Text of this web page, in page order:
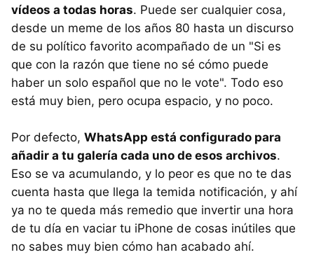
vídeos a todas horas. Puede ser cualquier cosa,
desde un meme de los años 80 hasta un discurso
de su político favorito acompañado de un "Si es
que con la razón que tiene no sé cómo puede
haber un solo español que no le vote". Todo eso
está muy bien, pero ocupa espacio, y no poco.
Por defecto, WhatsApp está configurado para
añadir a tu galería cada uno de esos archivos.
Eso se va acumulando, y lo peor es que no te das
cuenta hasta que llega la temida notificación, y ahí
ya no te queda más remedio que invertir una hora
de tu día en vaciar tu iPhone de cosas inútiles que
no sabes muy bien cómo han acabado ahí.